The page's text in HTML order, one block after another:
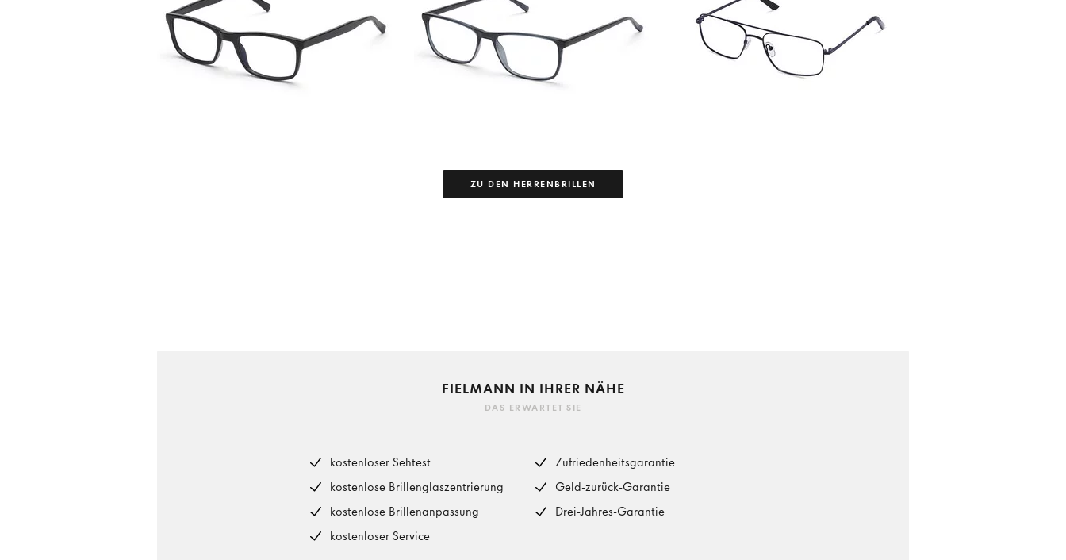
ZU DEN HERRENBRILLEN
FIELMANN IN IHRER NÄHE
DAS ERWARTET SIE
kostenloser Sehtest
kostenlose Brillenglaszentrierung
kostenlose Brillenanpassung
kostenloser Service
Zufriedenheitsgarantie
Geld-zurück-Garantie
Drei-Jahres-Garantie